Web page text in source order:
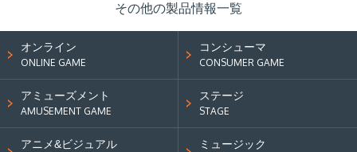
その他の製品情報一覧
オンライン
ONLINE GAME
コンシューマ
CONSUMER GAME
アミューズメント
AMUSEMENT GAME
ステージ
STAGE
アニメ&ビジュアル ミュージック